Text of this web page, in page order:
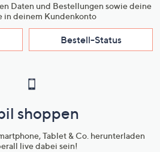
Daten und Bestellungen sowie deine
in deinem Kundenkonto
Bestell-Status
shoppen
Tablet & Co. herunterladen
live dabei sein!